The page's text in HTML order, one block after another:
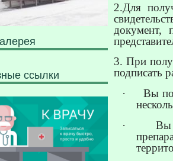
ссылки
2.Для
документ,
3. При
подписать
·
Вы
·
Вы